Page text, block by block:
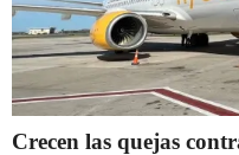
Crecen las quejas